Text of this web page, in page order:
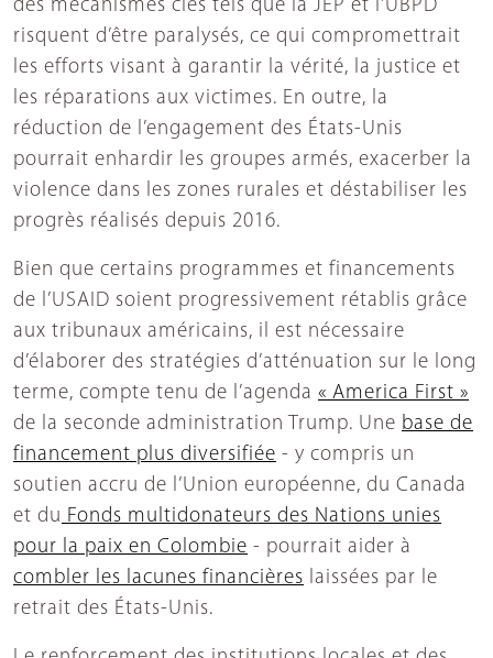
des mécanismes clés tels que la JEP et l’UBPD
risquent d’être paralysés, ce qui compromettrait
les efforts visant à garantir la vérité, la justice et
les réparations aux victimes. En outre, la
réduction de l’engagement des États-Unis
pourrait enhardir les groupes armés, exacerber la
violence dans les zones rurales et déstabiliser les
progrès réalisés depuis 2016.
Bien que certains programmes et financements
de l’USAID soient progressivement rétablis grâce
aux tribunaux américains, il est nécessaire
d’élaborer des stratégies d’atténuation sur le long
terme, compte tenu de l’agenda « America First »
de la seconde administration Trump. Une base de
financement plus diversifiée - y compris un
soutien accru de l’Union européenne, du Canada
et du Fonds multidonateurs des Nations unies
pour la paix en Colombie - pourrait aider à
combler les lacunes financières laissées par le
retrait des États-Unis.